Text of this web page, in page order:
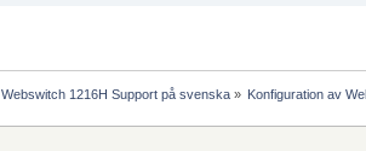
Webswitch 1216H Support på svenska» Konfiguration av